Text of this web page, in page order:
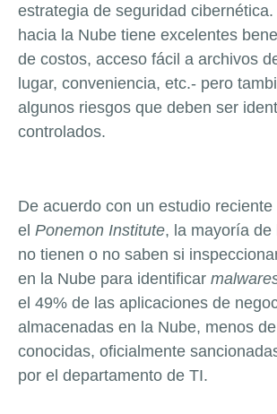
estrategia de seguridad
hacia la Nube tiene excelentes
de costos, acceso fácil a archivos
lugar, conveniencia, etc.- pero
algunos riesgos que deben ser
controlados.
De acuerdo con un estudio
el Ponemon Institute, la mayoría de
no tienen o no saben si
en la Nube para identificar
el 49% de las aplicaciones de
almacenadas en la Nube, menos
conocidas, oficialmente
por el departamento de TI.